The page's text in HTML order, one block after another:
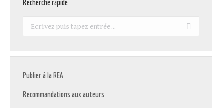
Recherche rapide
Recherche
Publier à la REA
Recommandations aux auteurs